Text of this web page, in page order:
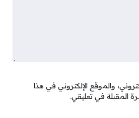
والموقع الإلكتروني في هذا
المقبلة في تعليقي.